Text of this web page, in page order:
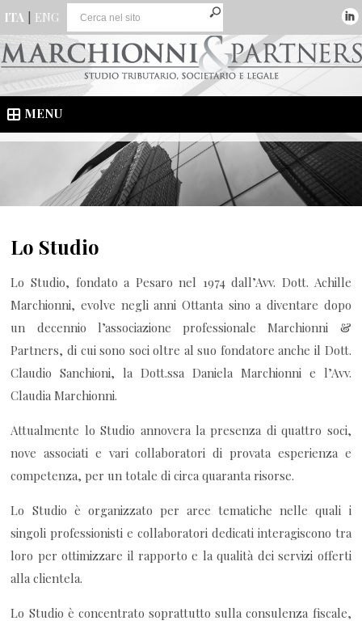
ITA ENG
MENU
Lo Studio
Lo Studio, fondato a Pesaro nel 1974 dall’Avv. Dott. Achille
Marchionni, evolve negli anni Ottanta sino a diventare dopo
un decennio l’associazione professionale Marchionni &
Partners, di cui sono soci oltre al suo fondatore anche il Dott.
Claudio Sanchioni, la Dott.ssa Daniela Marchionni e l’Avv.
Claudia Marchionni.
Attualmente lo Studio annovera la presenza di quattro soci,
nove associati e vari collaboratori di provata esperienza e
competenza, per un totale di circa quaranta risorse.
Lo Studio è organizzato per aree tematiche nelle quali i
singoli professionisti e collaboratori dedicati interagiscono tra
loro per ottimizzare il rapporto e la qualità dei servizi offerti
alla clientela.
Lo Studio è concentrato soprattutto sulla consulenza fiscale,